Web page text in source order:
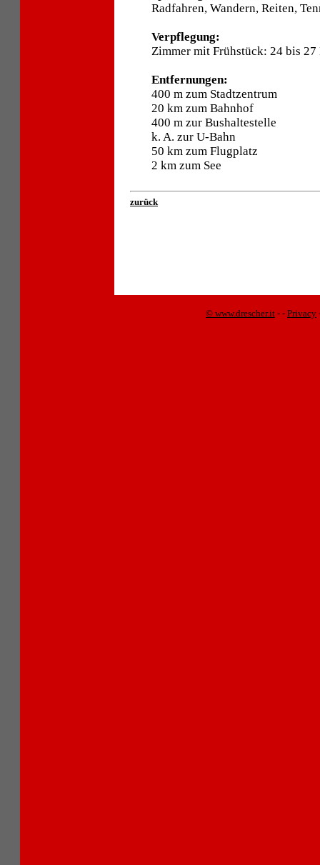
Radfahren, Wandern, Reiten,
Verpflegung:
Zimmer mit Frühstück: 24 bis 27
Entfernungen:
400 m zum Stadtzentrum
20 km zum Bahnhof
400 m zur Bushaltestelle
k. A. zur U-Bahn
50 km zum Flugplatz
2 km zum See
zurück
© www.drescher.it - - Privacy